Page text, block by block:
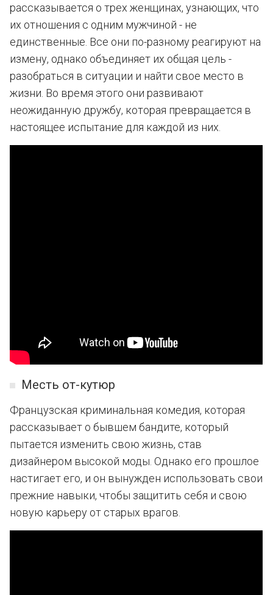
рассказывается о трех женщинах, узнающих, что
их отношения с одним мужчиной - не
единственные. Все они по-разному реагируют на
измену, однако объединяет их общая цель -
разобраться в ситуации и найти свое место в
жизни. Во время этого они развивают
неожиданную дружбу, которая превращается в
настоящее испытание для каждой из них.
Месть от-кутюр
Французская криминальная комедия, которая
рассказывает о бывшем бандите, который
пытается изменить свою жизнь, став
дизайнером высокой моды. Однако его прошлое
настигает его, и он вынужден использовать свои
прежние навыки, чтобы защитить себя и свою
новую карьеру от старых врагов.